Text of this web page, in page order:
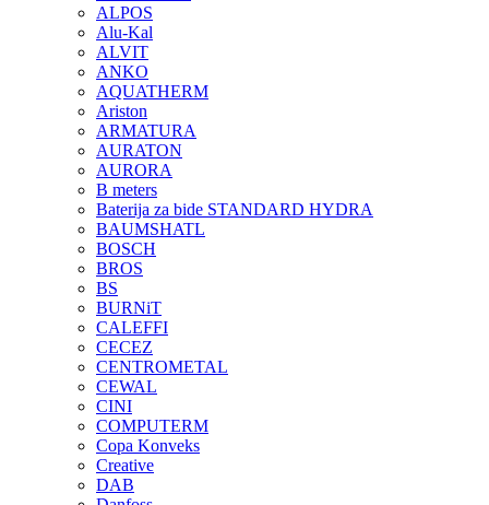
ALPOS
Alu-Kal
ALVIT
ANKO
AQUATHERM
Ariston
ARMATURA
AURATON
AURORA
B meters
Baterija za bide STANDARD HYDRA
BAUMSHATL
BOSCH
BROS
BS
BURNiT
CALEFFI
CECEZ
CENTROMETAL
CEWAL
CINI
COMPUTERM
Copa Konveks
Creative
DAB